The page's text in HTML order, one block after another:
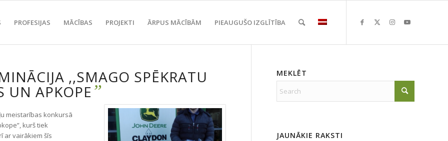
PROFESIJAS MĀCĪBAS PROJEKTI ĀRPUS MĀCĪBĀM PIEAUGUŠO IZGLĪTĪBA
,,SMAGO SPĒKRATU
UN APKOPE ”
meistarības konkursā
kurš tiek
ar vairākiem šīs
MEKLĒT
JAUNĀKIE RAKSTI